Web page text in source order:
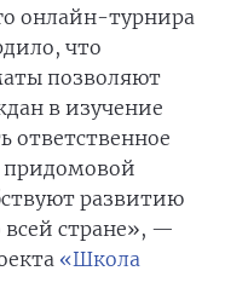
онлайн-турнира
что
позволяют
в изучение
ответственное
придомовой
развитию
всей стране», —
«Школа